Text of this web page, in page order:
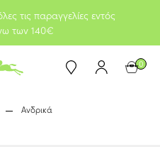
τις παραγγελίες εντός
των 140€
0
Ανδρικά